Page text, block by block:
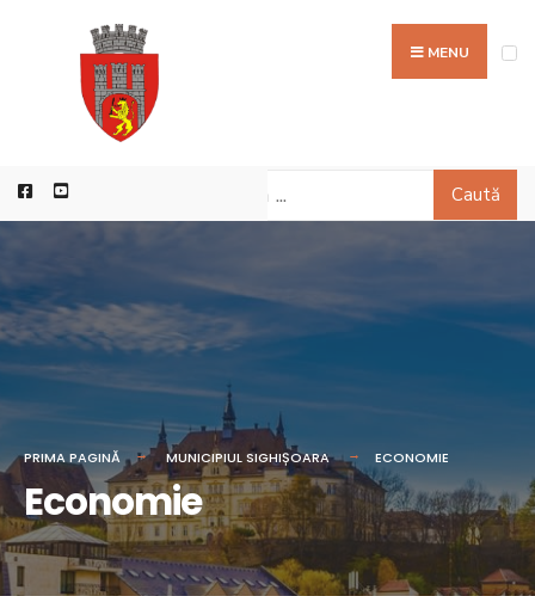
MENU
Caută
PRIMA PAGINĂ MUNICIPIUL SIGHIȘOARA ECONOMIE
Economie